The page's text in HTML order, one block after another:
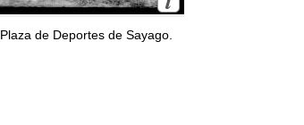
Plaza de Deportes de Sayago.